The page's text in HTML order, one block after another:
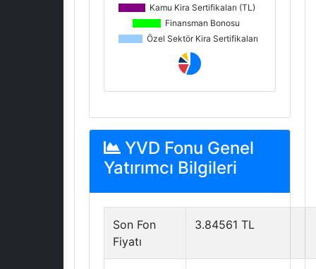
YVD Fonu Genel
Yatırımcı Bilgileri
Son Fon
Fiyatı
3.84561 TL